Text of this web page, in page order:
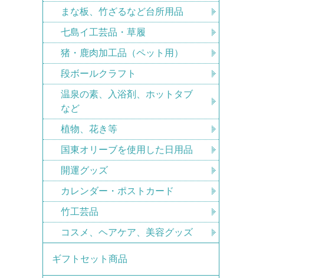
まな板、竹ざるなど台所用品
七島イ工芸品・草履
猪・鹿肉加工品（ペット用）
段ボールクラフト
温泉の素、入浴剤、ホットタブ
など
植物、花き等
国東オリーブを使用した日用品
開運グッズ
カレンダー・ポストカード
竹工芸品
コスメ、ヘアケア、美容グッズ
ギフトセット商品